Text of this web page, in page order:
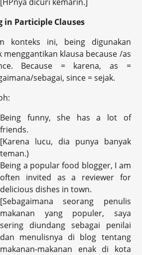
in Participle Clauses
konteks ini, being digunakan
menggantikan klausa because /as
Because = karena, as =
sebagai, since = sejak.
Being funny, she has a lot of
friends.
[Karena lucu, dia punya banyak
teman.)
Being a popular food blogger, I am
often invited as a reviewer for
delicious dishes in town.
[Sebagaimana seorang penulis
makanan yang populer, saya
sering diundang sebagai penilai
dan menulisnya di blog tentang
makanan-makanan enak di kota